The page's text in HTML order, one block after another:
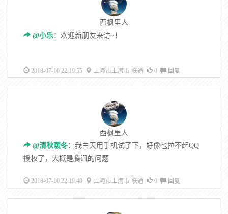
西枫里人
@小乐：欢迎新朋友来访~！
2018-07-10 22:19:55 上海市上海市 联通 0 回复
西枫里人
@清秋暖冬：我白天用手机试了下，好像也拉不起QQ
授权了，大概是腾讯的问题
2018-07-10 22:19:40 上海市上海市 联通 0 回复